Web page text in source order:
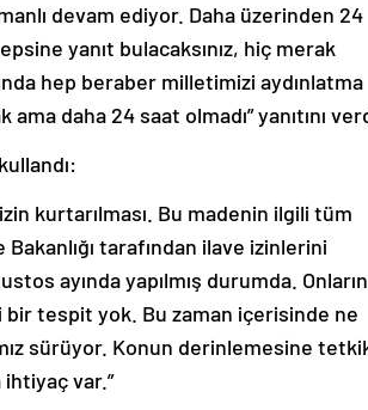
devam ediyor. Daha üzerinden 24
yanıt bulacaksınız, hiç merak
hep beraber milletimizi aydınlatma
daha 24 saat olmadı” yanıtını
kurtarılması. Bu madenin ilgili tüm
tarafından ilave izinlerini
ayında yapılmış durumda. Onların
tespit yok. Bu zaman içerisinde ne
sürüyor. Konun derinlemesine
var.”